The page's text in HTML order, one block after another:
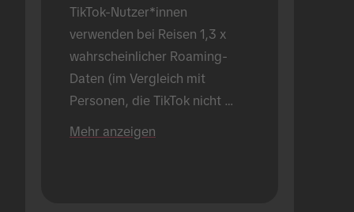
TikTok-Nutzer*innen
verwenden bei Reisen 1,3 x
wahrscheinlicher Roaming-
Daten (im Vergleich mit
Personen, die TikTok nicht
Mehr anzeigen